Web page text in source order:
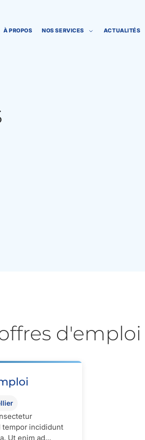
À PROPOS NOS SERVICES ACTUALITÉS
d'emploi
tempor incididunt
Ut enim ad